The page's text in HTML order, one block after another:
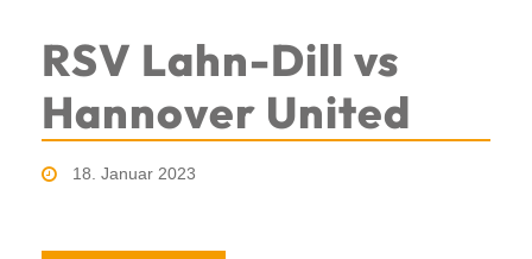
RSV Lahn-Dill vs
Hannover United
18. Januar 2023